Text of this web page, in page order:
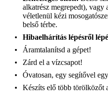
alkatrész megrepedt),
véletlenül kézi
belső térbe.
Hibaelhárítás lépésről
Áramtalanítsd a gépet!
Zárd el a vízcsapot!
Óvatosan, egy segítővel
Készíts elő több törölközőt